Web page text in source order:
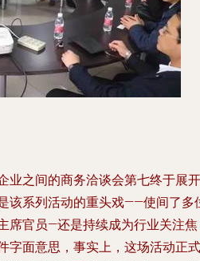
业之间的商务洽谈会第七终于展开
该系列活动的重头戏——使间了多
席官员—还是持续成为行业关注焦
字面意思，事实上，这场活动正式